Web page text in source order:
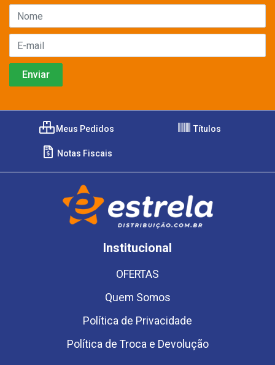
Meus Pedidos Títulos
Notas Fiscais
Institucional
OFERTAS
Quem Somos
Política de Privacidade
Política de Troca e Devolução